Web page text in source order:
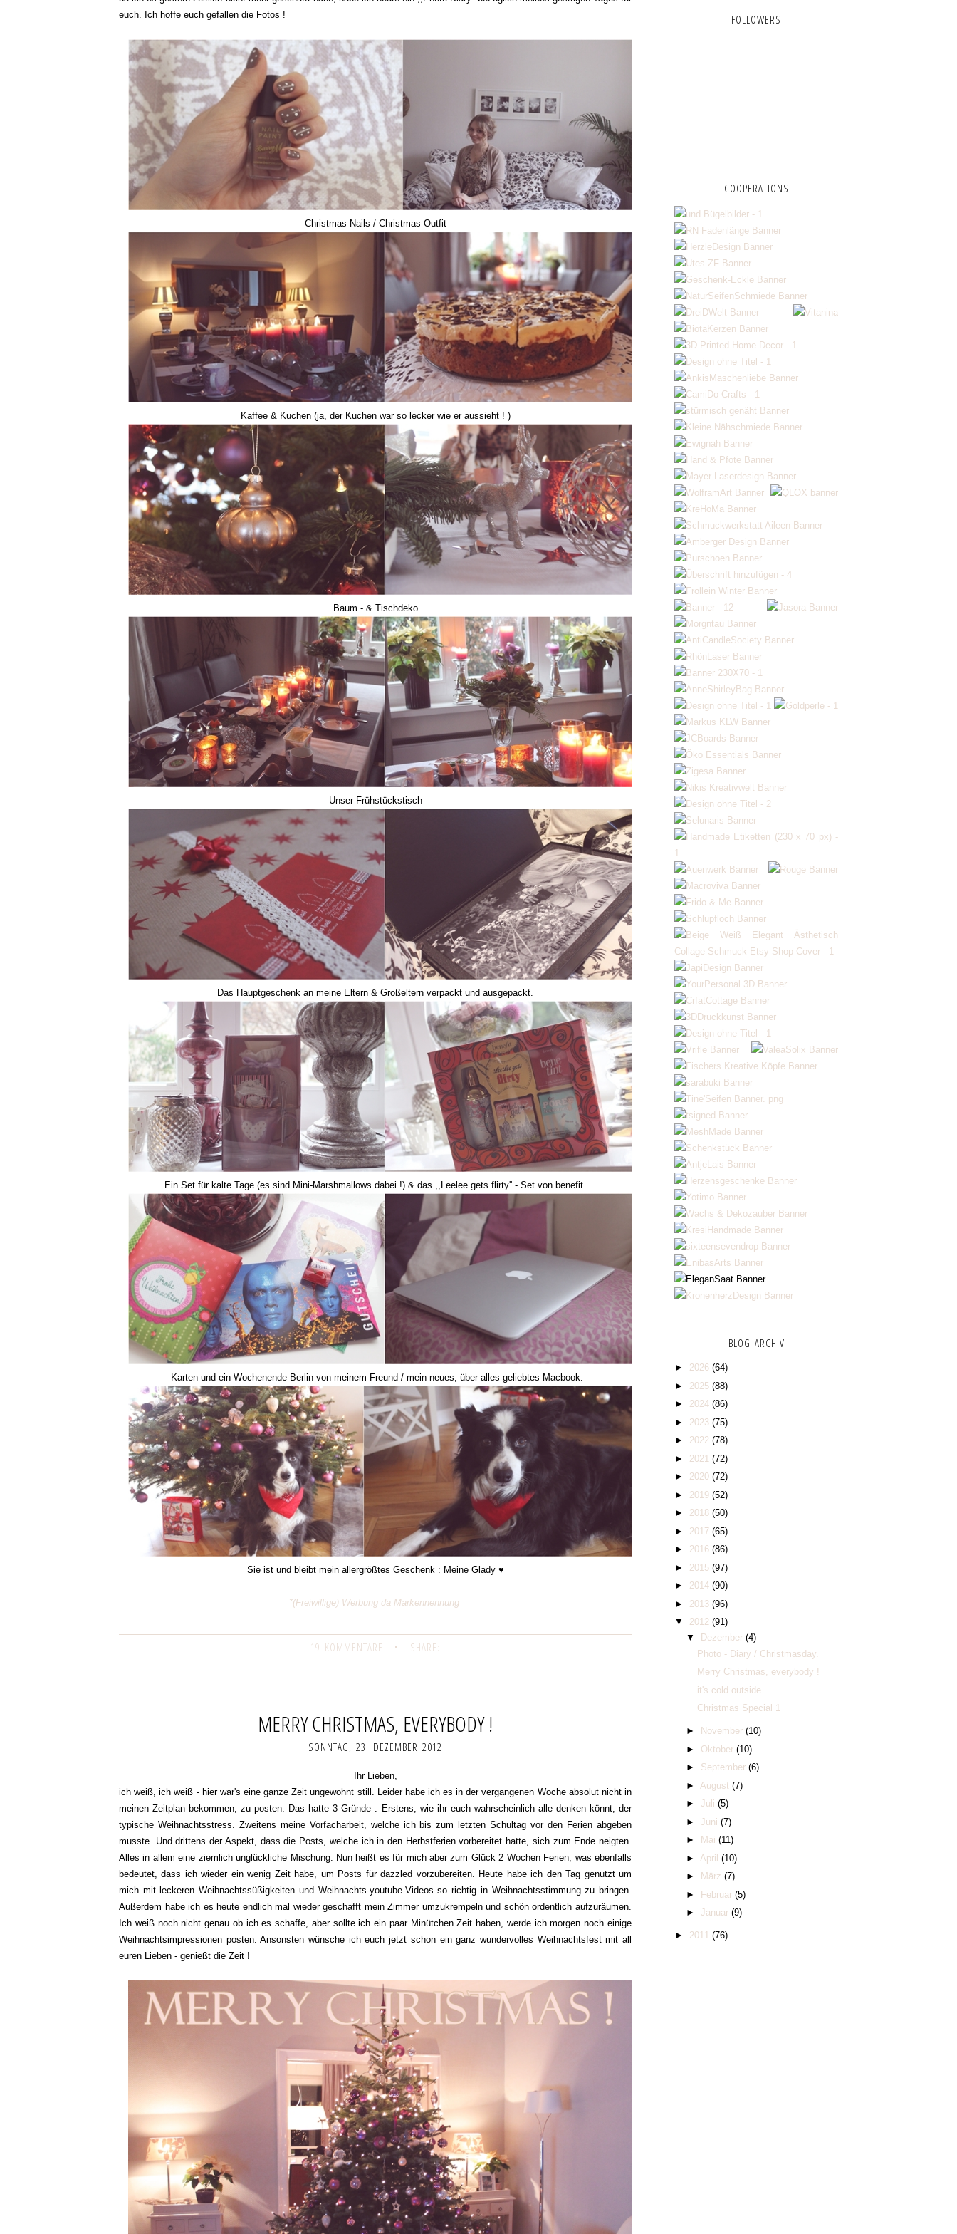
euch. Ich hoffe euch gefallen die Fotos !
Christmas Nails / Christmas Outfit
Kaffee & Kuchen (ja, der Kuchen war so lecker wie er aussieht ! )
Baum - & Tischdeko
Unser Frühstückstisch
Das Hauptgeschenk an meine Eltern & Großeltern verpackt und ausgepackt.
Ein Set für kalte Tage (es sind Mini-Marshmallows dabei !) & das ,,Leelee gets flirty'' - Set von benefit.
Karten und ein Wochenende Berlin von meinem Freund / mein neues, über alles geliebtes Macbook.
Sie ist und bleibt mein allergrößtes Geschenk : Meine Glady ♥
*(Freiwillige) Werbung da Markennennung
19 KOMMENTARE • SHARE:
MERRY CHRISTMAS, EVERYBODY !
SONNTAG, 23. DEZEMBER 2012
Ihr Lieben,
ich weiß, ich weiß - hier war's eine ganze Zeit ungewohnt still. Leider habe ich es in der vergangenen Woche absolut nicht in
meinen Zeitplan bekommen, zu posten. Das hatte 3 Gründe : Erstens, wie ihr euch wahrscheinlich alle denken könnt, der
typische Weihnachtsstress. Zweitens meine Vorfacharbeit, welche ich bis zum letzten Schultag vor den Ferien abgeben
musste. Und drittens der Aspekt, dass die Posts, welche ich in den Herbstferien vorbereitet hatte, sich zum Ende neigten.
Alles in allem eine ziemlich unglückliche Mischung. Nun heißt es für mich aber zum Glück 2 Wochen Ferien, was ebenfalls
bedeutet, dass ich wieder ein wenig Zeit habe, um Posts für dazzled vorzubereiten. Heute habe ich den Tag genutzt um
mich mit leckeren Weihnachtssüßigkeiten und Weihnachts-youtube-Videos so richtig in Weihnachtsstimmung zu bringen.
Außerdem habe ich es heute endlich mal wieder geschafft mein Zimmer umzukrempeln und schön ordentlich aufzuräumen.
Ich weiß noch nicht genau ob ich es schaffe, aber sollte ich ein paar Minütchen Zeit haben, werde ich morgen noch einige
Weihnachtsimpressionen posten. Ansonsten wünsche ich euch jetzt schon ein ganz wundervolles Weihnachtsfest mit all
euren Lieben - genießt die Zeit !
FOLLOWERS
COOPERATIONS
BLOG ARCHIV
► 2026 (64)
► 2025 (88)
► 2024 (86)
► 2023 (75)
► 2022 (78)
► 2021 (72)
► 2020 (72)
► 2019 (52)
► 2018 (50)
► 2017 (65)
► 2016 (86)
► 2015 (97)
► 2014 (90)
► 2013 (96)
▼ 2012 (91)
▼
Dezember (4)
Photo - Diary / Christmasday.
Merry Christmas, everybody !
it's cold outside.
Christmas Special 1
► November (10)
► Oktober (10)
► September (6)
► August (7)
► Juli (5)
► Juni (7)
►
Mai (11)
► April (10)
►
März (7)
► Februar (5)
► Januar (9)
► 2011 (76)